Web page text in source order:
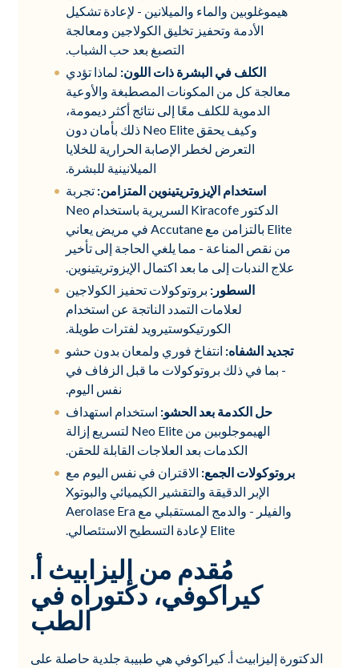
هيموغلوبين والماء والميلانين - لإعادة تشكيل
الأدمة وتحفيز تخليق الكولاجين ومعالجة
التصبغ بعد حب الشباب.
الكلف في البشرة ذات اللون: لماذا تؤدي
معالجة كل من المكونات المصطبغة والأوعية
الدموية للكلف معًا إلى نتائج أكثر ديمومة،
وكيف يحقق Neo Elite ذلك بأمان دون
التعرض لخطر الإصابة الحرارية للخلايا
الميلانينية للبشرة.
استخدام الإيزوتريتينوين المتزامن: تجربة
الدكتور Kiracofe السريرية باستخدام Neo
Elite بالتزامن مع Accutane في مريض يعاني
من نقص المناعة - مما يلغي الحاجة إلى تأخير
علاج الندبات إلى ما بعد اكتمال الإيزوتريتينوين.
السطور: بروتوكولات تحفيز الكولاجين
لعلامات التمدد الناتجة عن استخدام
الكورتيكوستيرويد لفترات طويلة.
تجديد الشفاه: انتفاخ فوري ولمعان بدون حشو
- بما في ذلك بروتوكولات ما قبل الزفاف في
نفس اليوم.
حل الكدمة بعد الحشو: استخدام استهداف
الهيموجلوبين من Neo Elite لتسريع إزالة
الكدمات بعد العلاجات القابلة للحقن.
بروتوكولات الجمع: الاقتران في نفس اليوم مع
الإبر الدقيقة والتقشير الكيميائي والبوتوX
والفيلر - والدمج المستقبلي مع Aerolase Era
Elite لإعادة التسطيح الاستئصالي.
مُقدم من إليزابيث أ.
كيراكوفي، دكتوراه في
الطب
الدكتورة إليزابيث أ. كيراكوفي هي طبيبة جلدية حاصلة على